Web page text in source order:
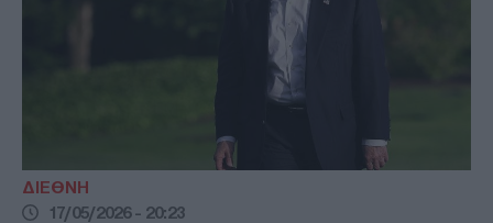
ΔΙΕΘΝΗ
17/05/2026 - 20:23